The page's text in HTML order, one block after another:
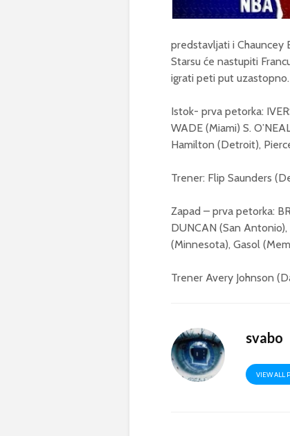
predstavljati i Chauncey
Starsu će nastupiti
igrati peti put uzastopno.
Istok- prva petorka:
WADE (Miami) S.
Hamilton (Detroit),
Trener: Flip Saunders
Zapad – prva petorka:
DUNCAN (San
(Minnesota), Gasol
Trener Avery Johnson
svabo
VIEW ALL